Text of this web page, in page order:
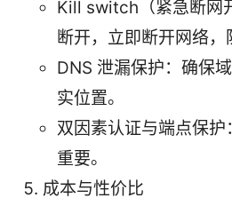
Kill switch（紧急断网
断开，立即断开网络，
DNS 泄漏保护：确保
实位置。
双因素认证与端点保护
重要。
成本与性价比